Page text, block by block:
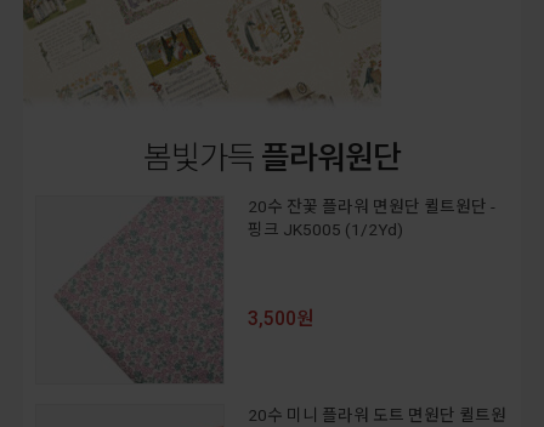
봄빛가득 플라워원단
20수 잔꽃 플라워 면원단 퀼트원단 -
핑크 JK5005 (1/2Yd)
3,500원
20수 미니 플라워 도트 면원단 퀼트원